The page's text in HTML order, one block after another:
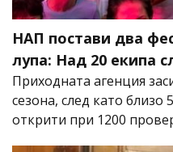
НАП постави два
лупа: Над 20 екипа
Приходната агенция
сезона, след като близо
открити при 1200